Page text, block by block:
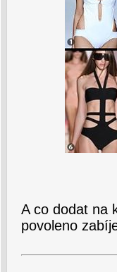
A co dodat na
povoleno